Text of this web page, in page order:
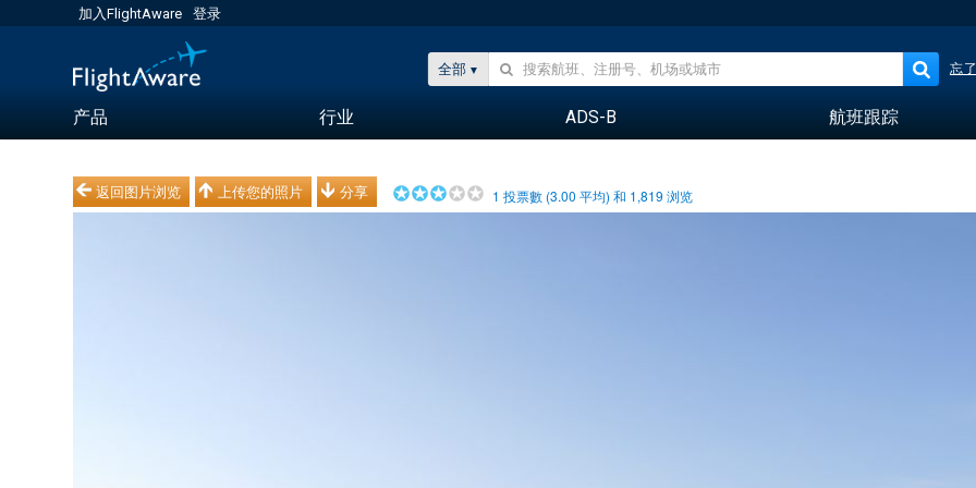
加入FlightAware 登录
全部 忘
产品 行业 ADS-B 航班跟踪
返回图片浏览 上传您的照片 分享 1 投票數 (3.00 平均) 和 1,819 浏览